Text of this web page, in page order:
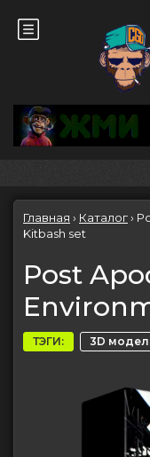
Главная › Каталог›
Kitbash set
Post
ТЭГИ: 3D